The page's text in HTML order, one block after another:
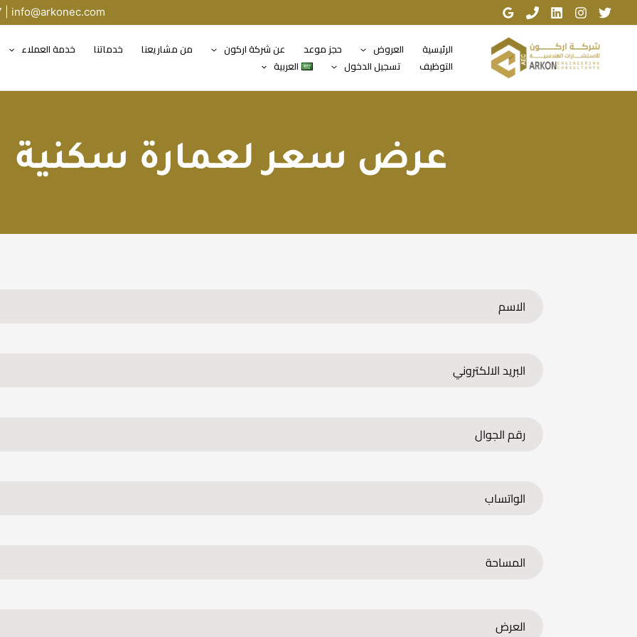
تخطي
إلى
info@arkonec.com
الرئيسية العروض حجز موعد عن شركة اركون من مشاريعنا خدماتنا
خدمة العملاء
التوظيف
تسجيل الدخول العربية
عرض سعر لعمارة سكنية